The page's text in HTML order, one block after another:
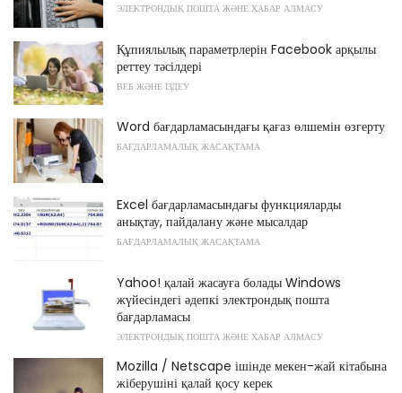
ЭЛЕКТРОНДЫҚ ПОШТА ЖӘНЕ ХАБАР АЛМАСУ
Құпиялылық параметрлерін Facebook арқылы
реттеу тәсілдері
ВЕБ ЖӘНЕ ІЗДЕУ
Word бағдарламасындағы қағаз өлшемін өзгерту
БАҒДАРЛАМАЛЫҚ ЖАСАҚТАМА
Excel бағдарламасындағы функцияларды
анықтау, пайдалану және мысалдар
БАҒДАРЛАМАЛЫҚ ЖАСАҚТАМА
Yahoo! қалай жасауға болады Windows
жүйесіндегі әдепкі электрондық пошта
бағдарламасы
ЭЛЕКТРОНДЫҚ ПОШТА ЖӘНЕ ХАБАР АЛМАСУ
Mozilla / Netscape ішінде мекен-жай кітабына
жіберушіні қалай қосу керек